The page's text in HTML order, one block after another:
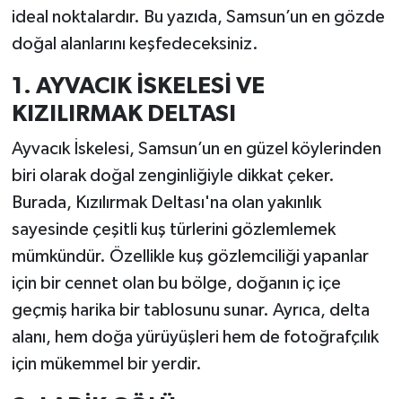
ideal noktalardır. Bu yazıda, Samsun’un en gözde
doğal alanlarını keşfedeceksiniz.
1. AYVACIK İSKELESİ VE
KIZILIRMAK DELTASI
Ayvacık İskelesi, Samsun’un en güzel köylerinden
biri olarak doğal zenginliğiyle dikkat çeker.
Burada, Kızılırmak Deltası'na olan yakınlık
sayesinde çeşitli kuş türlerini gözlemlemek
mümkündür. Özellikle kuş gözlemciliği yapanlar
için bir cennet olan bu bölge, doğanın iç içe
geçmiş harika bir tablosunu sunar. Ayrıca, delta
alanı, hem doğa yürüyüşleri hem de fotoğrafçılık
için mükemmel bir yerdir.